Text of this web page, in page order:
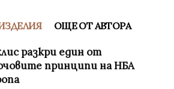
ОЩЕ ОТ АВТОРА
разкри един от
принципи на НБА